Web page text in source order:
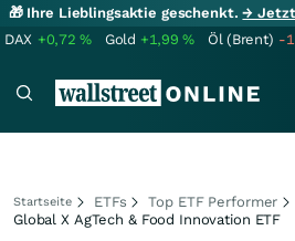
🎁 Ihre Lieblingsaktie geschenkt.→ Jetzt
DAX +0,72% Gold +1,99% Öl (Brent) -
Startseite ETFs
Top ETF Performer
Global X AgTech & Food Innovation ETF